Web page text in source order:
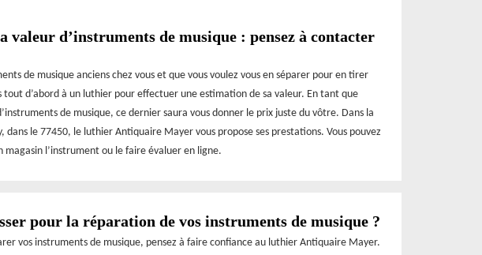
valeur d’instruments de musique : pensez à contacter
de musique anciens chez vous et que vous voulez vous en séparer pour en tirer
tout d’abord à un luthier pour effectuer une estimation de sa valeur. En tant que
de musique, ce dernier saura vous donner le prix juste du vôtre. Dans la
dans le 77450, le luthier Antiquaire Mayer vous propose ses prestations. Vous pouvez
magasin l’instrument ou le faire évaluer en ligne.
pour la réparation de vos instruments de musique ?
vos instruments de musique, pensez à faire confiance au luthier Antiquaire Mayer.